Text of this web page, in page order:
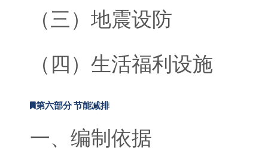
（三）地震设防
（四）生活福利设施
第六部分 节能减排
一、编制依据